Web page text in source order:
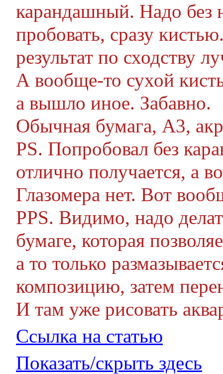
карандашный. Надо без
пробовать, сразу
результат по сходству
А вообще-то сухой
а вышло иное. Забавно.
Обычная бумага, А3,
PS. Попробовал без
отлично получается, а
Глазомера нет. Вот
PPS. Видимо, надо
бумаге, которая
а то только
композицию, затем
И там уже рисовать
Ссылка на статью
Показать/скрыть здесь